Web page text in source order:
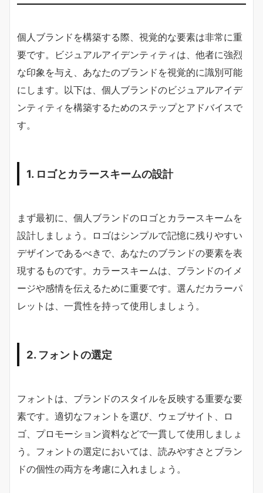
個人ブランドを構築する際、視覚的な要素は非常に重
要です。ビジュアルアイデンティティは、他者に強烈
な印象を与え、あなたのブランドを視覚的に識別可能
にします。以下は、個人ブランドのビジュアルアイデ
ンティティを構築するためのステップとアドバイスで
す。
1. ロゴとカラースキームの設計
まず最初に、個人ブランドのロゴとカラースキームを
設計しましょう。ロゴはシンプルで記憶に残りやすい
デザインであるべきで、あなたのブランドの要素を表
現するものです。カラースキームは、ブランドのイメ
ージや感情を伝えるために重要です。選んだカラーパ
レットは、一貫性を持って使用しましょう。
2. フォントの選定
フォントは、ブランドのスタイルを反映する重要な要
素です。適切なフォントを選び、ウェブサイト、ロ
ゴ、プロモーション資料などで一貫して使用しましょ
う。フォントの選定においては、読みやすさとブラン
ドの個性の両方を考慮に入れましょう。